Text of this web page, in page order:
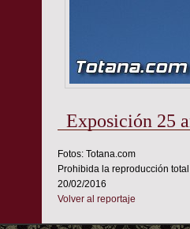
Exposición 25
Fotos: Totana.com
Prohibida la reproducción
20/02/2016
Volver al reportaje